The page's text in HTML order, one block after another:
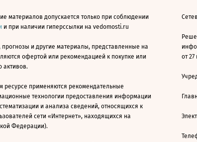
материалов допускается только при соблюдении
и при наличии гиперссылки на vedomosti.ru
прогнозы и другие материалы, представленные на
офертой или рекомендацией к покупке или
активов.
ресурсе применяются рекомендательные
технологии предоставления информации
и анализа сведений, относящихся к
сети «Интернет», находящихся на
Федерации).
от